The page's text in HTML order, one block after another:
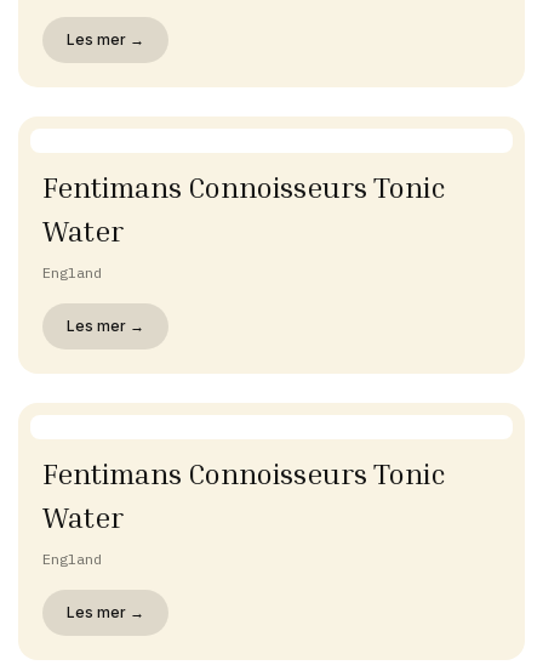
Les mer →
Fentimans Connoisseurs Tonic
Water
England
Les mer →
Fentimans Connoisseurs Tonic
Water
England
Les mer →